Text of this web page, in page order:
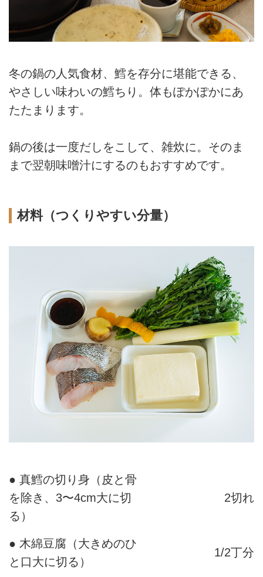
冬の鍋の人気食材、鱈を存分に堪能できる、
やさしい味わいの鱈ちり。体もぽかぽかにあ
たたまります。
鍋の後は一度だしをこして、雑炊に。そのま
まで翌朝味噌汁にするのもおすすめです。
材料（つくりやすい分量）
● 真鱈の切り身（皮と骨
を除き、3〜4cm大に切
る）
2切れ
● 木綿豆腐（大きめのひ
と口大に切る）
1/2丁分